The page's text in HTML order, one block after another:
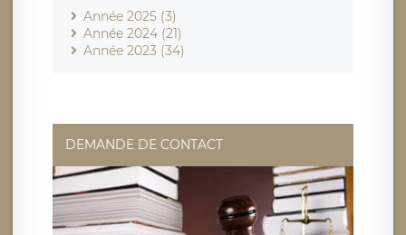
Année 2025 (3)
Année 2024 (21)
Année 2023 (34)
DEMANDE DE CONTACT